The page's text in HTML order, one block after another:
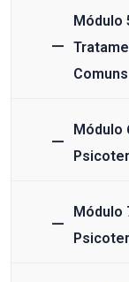
Módulo
Comuns
Módulo
Módulo